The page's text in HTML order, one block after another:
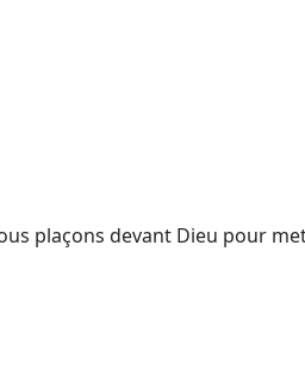
plaçons devant Dieu pour